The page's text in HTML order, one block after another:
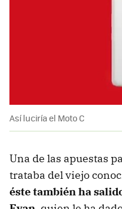
Así luciría el Moto C
Una de las apuestas
trataba del viejo
éste también ha